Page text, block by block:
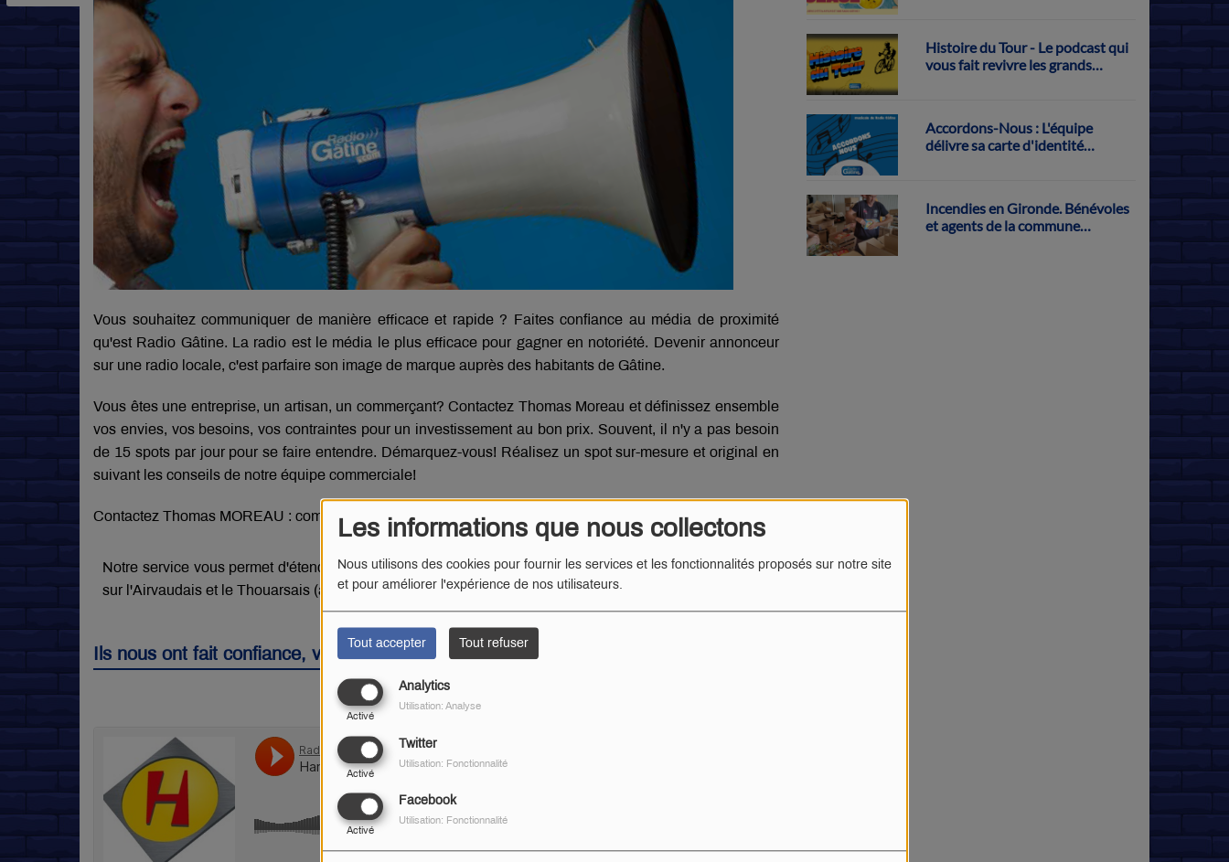
Les informations que nous collectons
Nous utilisons des cookies pour fournir les services et les fonctionnalités proposés sur notre site
et pour améliorer l'expérience de nos utilisateurs.
Tout accepter Tout refuser
Analytics
Activé
Utilisation: Analyse
Twitter
Activé
Utilisation: Fonctionnalité
Facebook
Activé
Utilisation: Fonctionnalité
Vous souhaitez communiquer de manière efficace et rapide ? Faites confiance au média de proximité
qu'est Radio Gâtine. La radio est le média le plus efficace pour gagner en notoriété. Devenir annonceur
sur une radio locale, c'est parfaire son image de marque auprès des habitants de Gâtine.
Vous êtes une entreprise, un artisan, un commerçant? Contactez Thomas Moreau et définissez ensemble
vos envies, vos besoins, vos contraintes pour un investissement au bon prix. Souvent, il n'y a pas besoin
de 15 spots par jour pour se faire entendre. Démarquez-vous! Réalisez un spot sur-mesure et original en
suivant les conseils de notre équipe commerciale!
Contactez Thomas MOREAU : commercial[at]radiogatine.fr ou au 05 49 71 22 39
Notre service vous permet d'étendre votre communication sur le Mellois, le Niortais (avec Radio D4B),
sur l'Airvaudais et le Thouarsais (avec Radio Val d'Or).
Ils nous ont fait confiance, voici quelques exemples de spots :
Histoire du Tour - Le podcast qui
vous fait revivre les grands
Accordons-Nous : L'équipe
délivre sa carte d'identité
Incendies en Gironde. Bénévoles
et agents de la commune